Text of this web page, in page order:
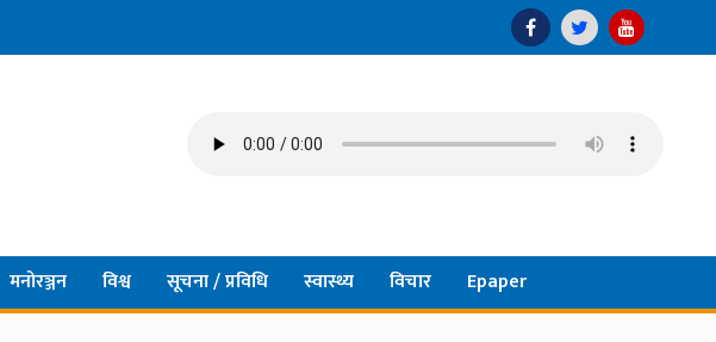
मनोरञ्जन विश्व सूचना / प्रविधि स्वास्थ्य विचार Epaper